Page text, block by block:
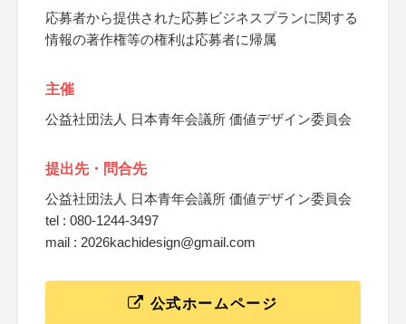
応募者から提供された応募ビジネスプランに関する
情報の著作権等の権利は応募者に帰属
主催
公益社団法人 日本青年会議所 価値デザイン委員会
提出先・問合先
公益社団法人 日本青年会議所 価値デザイン委員会
tel : 080-1244-3497
mail : 2026kachidesign@gmail.com
公式ホームページ